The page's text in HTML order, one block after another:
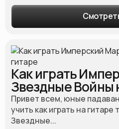
Как играть
Звездные Войны
Привет всем, юные
учить как играть на
Звездные...